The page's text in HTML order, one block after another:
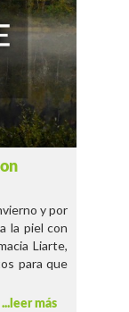
y por
la piel con
Liarte,
para que
leer más